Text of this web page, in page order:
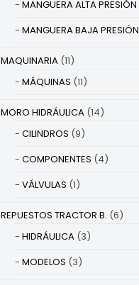
MANGUERA ALTA PRESIÓN
MANGUERA BAJA PRESIÓN
MAQUINARIA (11)
MÁQUINAS (11)
MORO HIDRÁULICA (14)
CILINDROS (9)
COMPONENTES (4)
VÁLVULAS (1)
REPUESTOS TRACTOR B. (6)
HIDRÁULICA (3)
MODELOS (3)